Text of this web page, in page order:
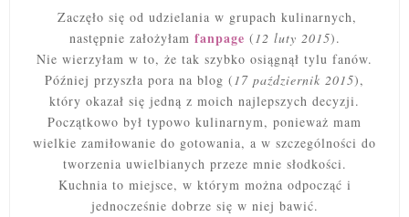
Zaczęło się od udzielania w grupach kulinarnych,
następnie założyłam fanpage (12 luty 2015).
Nie wierzyłam w to, że tak szybko osiągnął tylu fanów.
Później przyszła pora na blog (17 październik 2015),
który okazał się jedną z moich najlepszych decyzji.
Początkowo był typowo kulinarnym, ponieważ mam
wielkie zamiłowanie do gotowania, a w szczególności do
tworzenia uwielbianych przeze mnie słodkości.
Kuchnia to miejsce, w którym można odpocząć i
jednocześnie dobrze się w niej bawić.